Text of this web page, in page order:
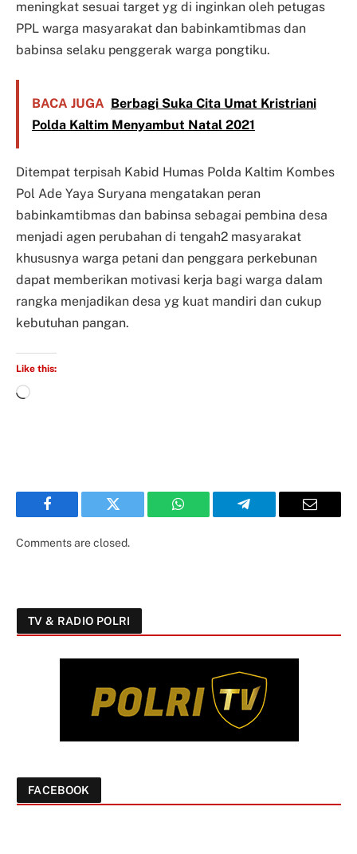
meningkat sesuai target yg di inginkan oleh petugas
PPL warga masyarakat dan babinkamtibmas dan
babinsa selaku penggerak warga pongtiku.
BACA JUGA Berbagi Suka Cita Umat Kristriani
Polda Kaltim Menyambut Natal 2021
Ditempat terpisah Kabid Humas Polda Kaltim Kombes
Pol Ade Yaya Suryana mengatakan peran
babinkamtibmas dan babinsa sebagai pembina desa
menjadi agen perubahan di tengah2 masyarakat
khususnya warga petani dan penggara perkebunan
dapat memberikan motivasi kerja bagi warga dalam
rangka menjadikan desa yg kuat mandiri dan cukup
kebutuhan pangan.
Like this:
Facebook Twitter WhatsApp Telegram Email
Comments are closed.
TV & RADIO POLRI
FACEBOOK